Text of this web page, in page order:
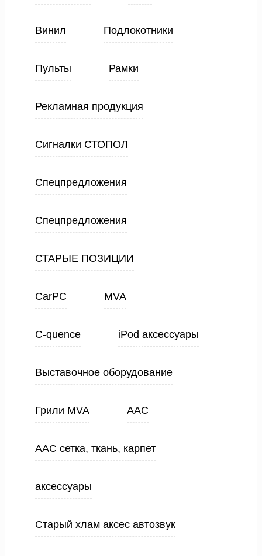
Винил Подлокотники
Пульты Рамки
Рекламная продукция
Сигналки СТОПОЛ
Спецпредложения
Спецпредложения
СТАРЫЕ ПОЗИЦИИ
CarPC MVA
C-quence iPod аксессуары
Выставочное оборудование
Грили MVA ААС
ААС сетка, ткань, карпет
аксессуары
Старый хлам аксес автозвук